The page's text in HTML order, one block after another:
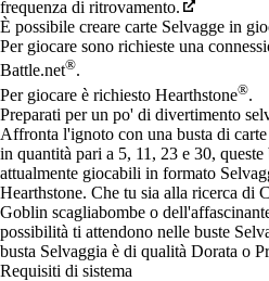
frequenza di ritrovamento.
È possibile creare carte Selvagge in
Per giocare sono richieste una
Battle.net®.
Per giocare è richiesto Hearthstone®.
Preparati per un po' di divertimento
Affronta l'ignoto con una busta di
in quantità pari a 5, 11, 23 e 30,
attualmente giocabili in formato
Hearthstone. Che tu sia alla ricerca di
Goblin scagliabombe o
possibilità ti attendono nelle buste
busta Selvaggia è di qualità Dorata o
Requisiti di sistema